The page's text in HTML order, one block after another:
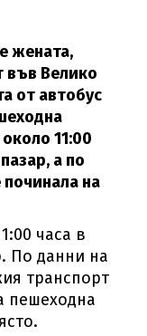
жената,
във Велико
от автобус
11:00
а по
на
часа в
По данни на
транспорт
пешеходна